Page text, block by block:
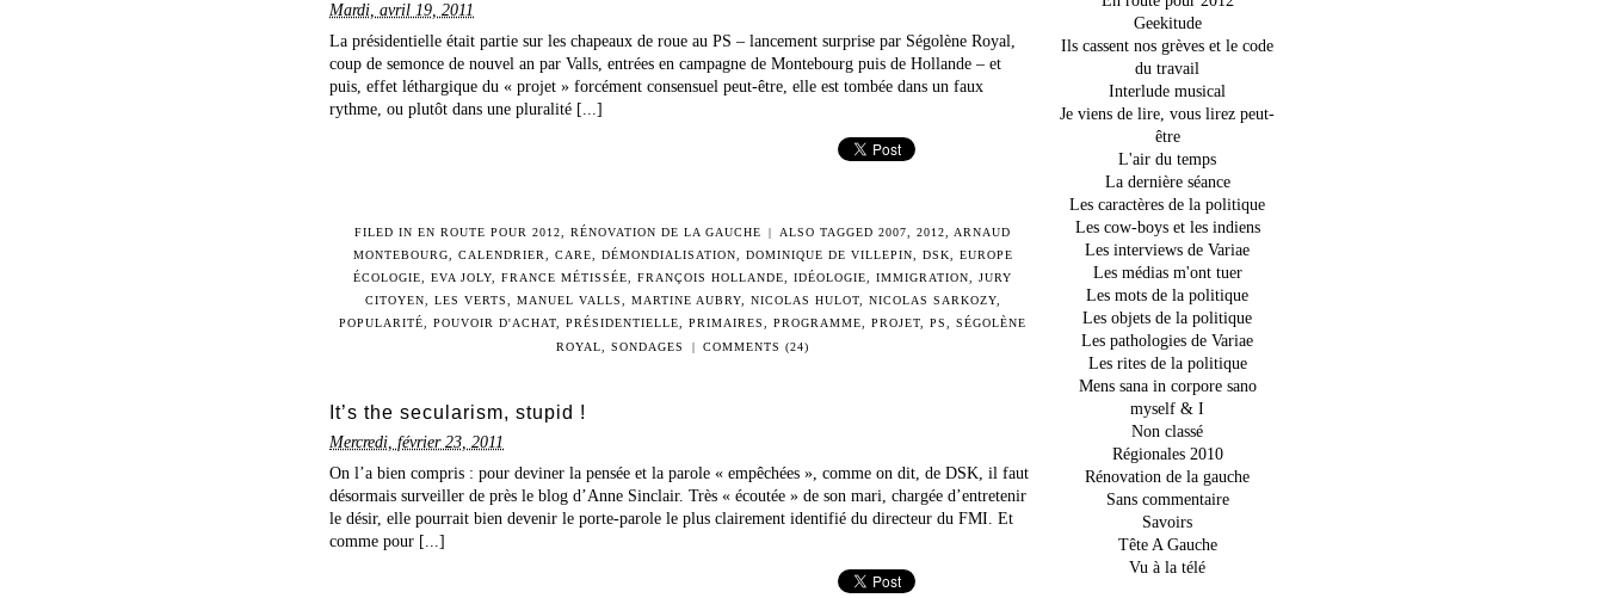
Mardi, avril 19, 2011
La présidentielle était partie sur les chapeaux de roue au PS – lancement surprise par Ségolène Royal,
coup de semonce de nouvel an par Valls, entrées en campagne de Montebourg puis de Hollande – et
puis, effet léthargique du « projet » forcément consensuel peut-être, elle est tombée dans un faux
rythme, ou plutôt dans une pluralité [...]
FILED IN EN ROUTE POUR 2012, RÉNOVATION DE LA GAUCHE ALSO TAGGED2007,2012,ARNAUD
MONTEBOURG, CALENDRIER, CARE, DÉMONDIALISATION, DOMINIQUE DE VILLEPIN, DSK, EUROPE
ÉCOLOGIE, EVA JOLY, FRANCE MÉTISSÉE, FRANÇOIS HOLLANDE, IDÉOLOGIE, IMMIGRATION, JURY
CITOYEN, LES VERTS, MANUEL VALLS, MARTINE AUBRY, NICOLAS HULOT, NICOLAS SARKOZY,
POPULARITÉ, POUVOIR D'ACHAT, PRÉSIDENTIELLE, PRIMAIRES, PROGRAMME, PROJET, PS, SÉGOLÈNE
ROYAL,SONDAGES COMMENTS (24)
It’s the secularism, stupid !
Mercredi, février 23, 2011
On l’a bien compris : pour deviner la pensée et la parole « empêchées », comme on dit, de DSK, il faut
désormais surveiller de près le blog d’Anne Sinclair. Très « écoutée » de son mari, chargée d’entretenir
le désir, elle pourrait bien devenir le porte-parole le plus clairement identifié du directeur du FMI. Et
comme pour [...]
Geekitude
Ils cassent nos grèves et le code
du travail
Interlude musical
Je viens de lire, vous lirez peut-
être
L'air du temps
La dernière séance
Les caractères de la politique
Les cow-boys et les indiens
Les interviews de Variae
Les médias m'ont tuer
Les mots de la politique
Les objets de la politique
Les pathologies de Variae
Les rites de la politique
Mens sana in corpore sano
myself & I
Non classé
Régionales 2010
Rénovation de la gauche
Sans commentaire
Savoirs
Tête A Gauche
Vu à la télé